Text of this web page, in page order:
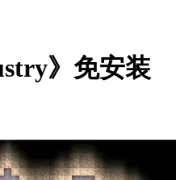
》免安装